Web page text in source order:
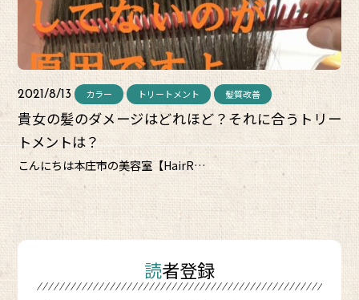
2021/8/13 カラー トリートメント 髪質改善
貴女の髪のダメージはどれほど？それに合うトリー
トメントは？
こんにちは本庄市の美容室【HairR…
読者登録